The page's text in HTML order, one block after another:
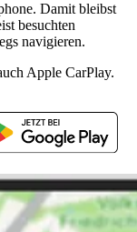
Damit bleibst
besuchten
navigieren.
Apple CarPlay.